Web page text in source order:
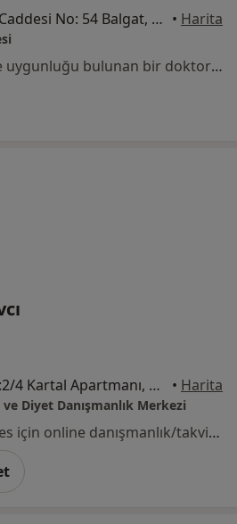
Muhsin Yazıcıoğlu Caddesi No: 54 Balgat, Çankaya • Harita
Bu kurumda online uygunluğu bulunan bir doktor veya uzman bulunamadı
Bağlıca Bulvarı. No:2/4 Kartal Apartmanı, Ankara • Harita
ve Diyet Danışmanlık Merkezi
Bu uzman ilgili adres için online danışmanlık/takvim sunmuyor.